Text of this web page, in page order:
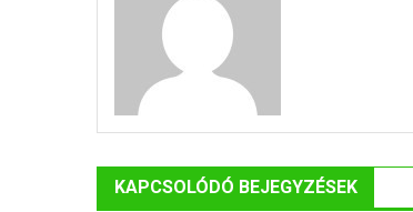
KAPCSOLÓDÓ BEJEGYZÉSEK